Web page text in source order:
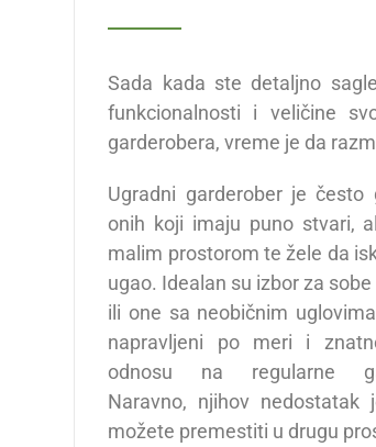
Sada kada ste detaljno
funkcionalnosti i veličine
garderobera, vreme je da
Ugradni garderober je često
onih koji imaju puno stvari,
malim prostorom te žele da
ugao. Idealan su izbor za
ili one sa neobičnim
napravljeni po meri i
odnosu na regularne
Naravno, njihov
možete premestiti u drugu